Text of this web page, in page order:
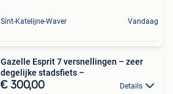
Sint-Katelijne-Waver Vandaag
Gazelle Esprit 7 versnellingen – zeer
degelijke stadsfiets –
€ 300,00 Details